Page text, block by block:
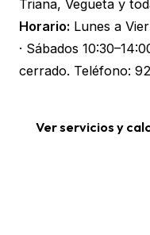
Triana, Vegueta y
Horario: Lunes a
· Sábados
cerrado. Teléfono:
Ver servicios y